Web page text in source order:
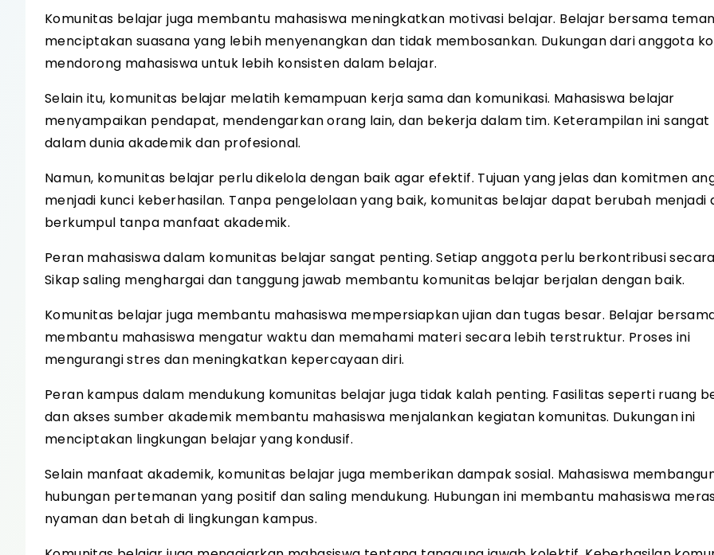
Komunitas belajar juga membantu mahasiswa meningkatkan motivasi belajar. Belajar bersama teman
menciptakan suasana yang lebih menyenangkan dan tidak membosankan. Dukungan dari anggota
mendorong mahasiswa untuk lebih konsisten dalam belajar.
Selain itu, komunitas belajar melatih kemampuan kerja sama dan komunikasi. Mahasiswa belajar
menyampaikan pendapat, mendengarkan orang lain, dan bekerja dalam tim. Keterampilan ini sangat
dalam dunia akademik dan profesional.
Namun, komunitas belajar perlu dikelola dengan baik agar efektif. Tujuan yang jelas dan komitmen
menjadi kunci keberhasilan. Tanpa pengelolaan yang baik, komunitas belajar dapat berubah menjadi
berkumpul tanpa manfaat akademik.
Peran mahasiswa dalam komunitas belajar sangat penting. Setiap anggota perlu berkontribusi
Sikap saling menghargai dan tanggung jawab membantu komunitas belajar berjalan dengan baik.
Komunitas belajar juga membantu mahasiswa mempersiapkan ujian dan tugas besar. Belajar
membantu mahasiswa mengatur waktu dan memahami materi secara lebih terstruktur. Proses ini
mengurangi stres dan meningkatkan kepercayaan diri.
Peran kampus dalam mendukung komunitas belajar juga tidak kalah penting. Fasilitas seperti ruang
dan akses sumber akademik membantu mahasiswa menjalankan kegiatan komunitas. Dukungan ini
menciptakan lingkungan belajar yang kondusif.
Selain manfaat akademik, komunitas belajar juga memberikan dampak sosial. Mahasiswa
hubungan pertemanan yang positif dan saling mendukung. Hubungan ini membantu mahasiswa
nyaman dan betah di lingkungan kampus.